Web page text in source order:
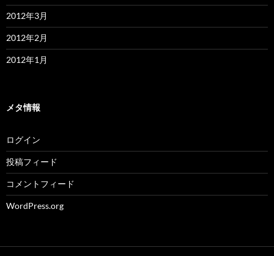
2012年3月
2012年2月
2012年1月
メタ情報
ログイン
投稿フィード
コメントフィード
WordPress.org